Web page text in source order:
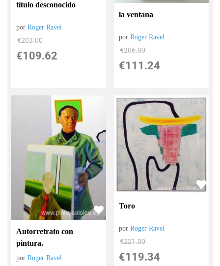
título desconocido
porRoger Ravel
€203.00
€109.62
la ventana
porRoger Ravel
€206.00
€111.24
Autorretrato con
pintura.
porRoger Ravel
Toro
porRoger Ravel
€221.00
€119.34